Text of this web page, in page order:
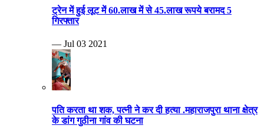
ट्रेन में हुई लूट में 60.लाख में से 45.लाख रूपये बरामद 5
गिरफ्तार
— Jul 03 2021
पति करता था शक, पत्नी ने कर दी हत्या .महाराजपुरा थाना क्षेत्र
के डांग गुठीना गांव की घटना